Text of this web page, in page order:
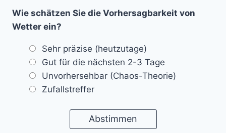
Wie schätzen Sie die Vorhersagbarkeit von
Wetter ein?
Sehr präzise (heutzutage)
Gut für die nächsten 2-3 Tage
Unvorhersehbar (Chaos-Theorie)
Zufallstreffer